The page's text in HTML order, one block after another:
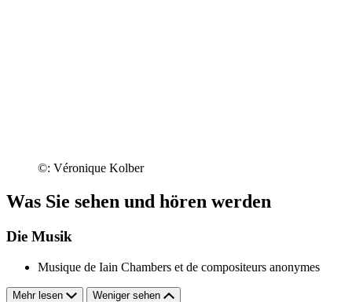
©: Véronique Kolber
Was Sie sehen und hören werden
Die Musik
Musique de Iain Chambers et de compositeurs anonymes
Mehr lesen Weniger sehen